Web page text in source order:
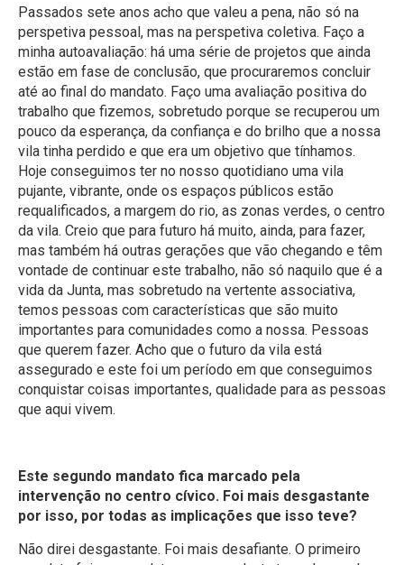
Passados sete anos acho que valeu a pena, não só na
perspetiva pessoal, mas na perspetiva coletiva. Faço a
minha autoavaliação: há uma série de projetos que ainda
estão em fase de conclusão, que procuraremos concluir
até ao final do mandato. Faço uma avaliação positiva do
trabalho que fizemos, sobretudo porque se recuperou um
pouco da esperança, da confiança e do brilho que a nossa
vila tinha perdido e que era um objetivo que tínhamos.
Hoje conseguimos ter no nosso quotidiano uma vila
pujante, vibrante, onde os espaços públicos estão
requalificados, a margem do rio, as zonas verdes, o centro
da vila. Creio que para futuro há muito, ainda, para fazer,
mas também há outras gerações que vão chegando e têm
vontade de continuar este trabalho, não só naquilo que é a
vida da Junta, mas sobretudo na vertente associativa,
temos pessoas com características que são muito
importantes para comunidades como a nossa. Pessoas
que querem fazer. Acho que o futuro da vila está
assegurado e este foi um período em que conseguimos
conquistar coisas importantes, qualidade para as pessoas
que aqui vivem.
Este segundo mandato fica marcado pela
intervenção no centro cívico. Foi mais desgastante
por isso, por todas as implicações que isso teve?
Não direi desgastante. Foi mais desafiante. O primeiro